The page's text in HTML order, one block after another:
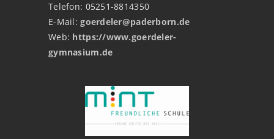
Telefon: 05251-8814350
E-Mail:goerdeler@paderborn.de
Web: https://www.goerdeler-
gymnasium.de